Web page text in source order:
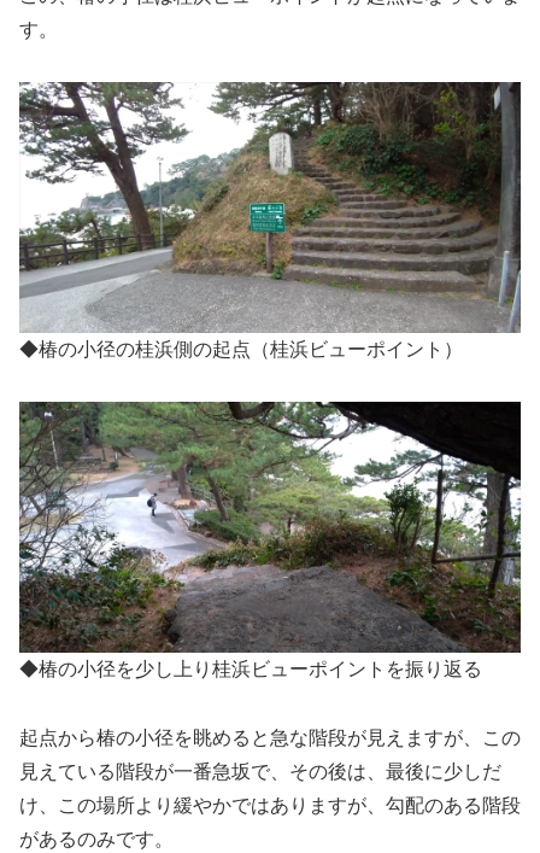
す。
◆椿の小径の桂浜側の起点（桂浜ビューポイント）
◆椿の小径を少し上り桂浜ビューポイントを振り返る
起点から椿の小径を眺めると急な階段が見えますが、この
見えている階段が一番急坂で、その後は、最後に少しだ
け、この場所より緩やかではありますが、勾配のある階段
があるのみです。